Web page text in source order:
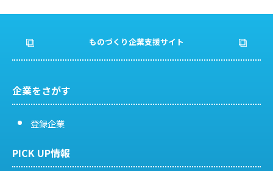
ナ
ビ
ゲ
ー
シ
ョ
ン
ものづくり企業支援サイト
企業をさがす
登録企業
PICK UP情報